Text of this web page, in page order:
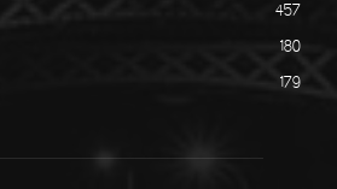
457
180
179